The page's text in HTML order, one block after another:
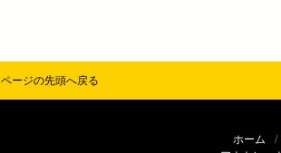
ページの先頭へ戻る
ホーム